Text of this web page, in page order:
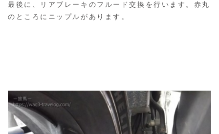
最後に、リアブレーキのフルード交換を行います。赤丸
のところにニップルがあります。